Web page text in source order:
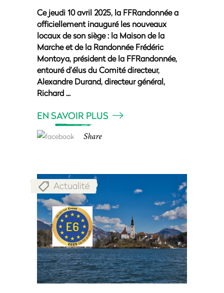
Ce jeudi 10 avril 2025, la FFRandonnée a
officiellement inauguré les nouveaux
locaux de son siège : la Maison de la
Marche et de la Randonnée Frédéric
Montoya, président de la FFRandonnée,
entouré d’élus du Comité directeur,
Alexandre Durand, directeur général,
Richard
EN SAVOIR PLUS
Share
Actualité